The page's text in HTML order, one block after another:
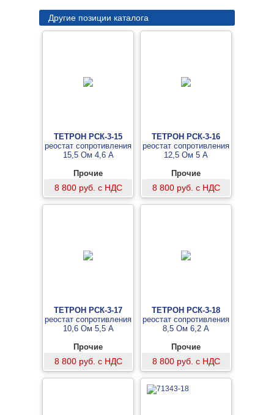
Другие позиции каталога
ТЕТРОН РСК-3-15
реостат сопротивления
15,5 Ом 4,6 А
Прочие
8 800 руб. с НДС
ТЕТРОН РСК-3-16
реостат сопротивления
12,5 Ом 5 А
Прочие
8 800 руб. с НДС
ТЕТРОН РСК-3-17
реостат сопротивления
10,6 Ом 5,5 А
Прочие
8 800 руб. с НДС
ТЕТРОН РСК-3-18
реостат сопротивления
8,5 Ом 6,2 А
Прочие
8 800 руб. с НДС